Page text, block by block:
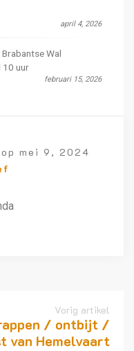
mei 9, 2024
Vorig artikel
/ ontbijt /
van Hemelvaart
april 4, 2026
Wal
10 uur
februari 15, 2026